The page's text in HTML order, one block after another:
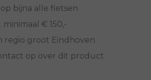
bijna alle fietsen
minimaal € 150,-
regio groot Eindhoven
op over dit product